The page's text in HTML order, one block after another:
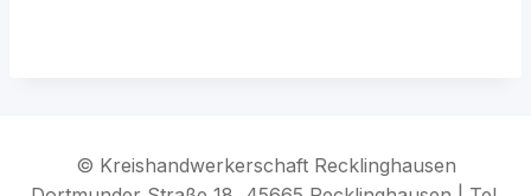
© Kreishandwerkerschaft Recklinghausen